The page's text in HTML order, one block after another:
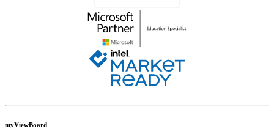
myViewBoard